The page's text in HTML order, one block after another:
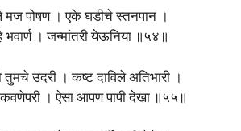
पोषण । एके घडीचे स्तनपान ।
भवार्ण । जन्मांतरी येऊनिया ॥५४॥
उदरी । कष्ट दाविले अतिभारी ।
। ऐसा आपण पापी देखा ॥५५॥